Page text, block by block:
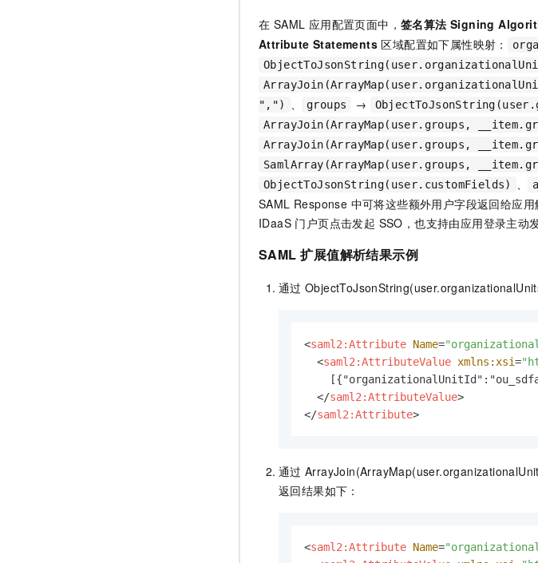
在 SAML 应用配置页面中， 签名算法 Signing
Attribute Statements 区域配置如下属性映射：
",")
groups →
ArrayJoin(ArrayMap(user.groups,
ArrayJoin(ArrayMap(user.groups,
SamlArray(ArrayMap(user.groups,
ObjectToJsonString(user.customFields)
SAML Response 中可将这些额外用户字段返回给应用
IDaaS 门户页点击发起 SSO，也支持由应用登录主动发
SAML 扩展值解析结果示例
通过
<saml2:Attribute Name=
<saml2:AttributeValue xmlns:xsi=
</saml2:AttributeValue>
</saml2:Attribute>
通过
返回结果如下：
<saml2:Attribute Name=